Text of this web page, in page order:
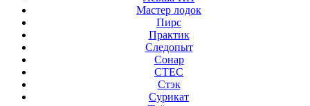
Мастер лодок
Пирс
Практик
Следопыт
Сонар
СТЕС
Стэк
Сурикат